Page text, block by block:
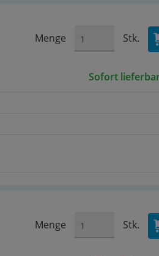
Menge Stk.
Sofort
Menge Stk.